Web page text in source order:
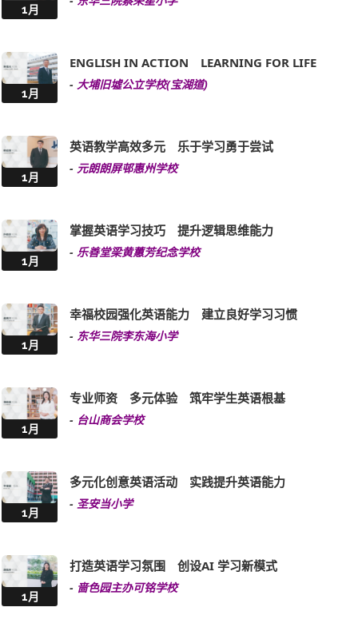
1月
1月
ENGLISH IN ACTION LEARNING FOR LIFE
- 大埔旧墟公立学校(宝湖道)
1月
英语教学高效多元 乐于学习勇于尝试
- 元朗朗屏邨惠州学校
1月
掌握英语学习技巧 提升逻辑思维能力
- 乐善堂梁黄蕙芳纪念学校
1月
幸福校园强化英语能力 建立良好学习习惯
- 东华三院李东海小学
1月
专业师资 多元体验 筑牢学生英语根基
- 台山商会学校
1月
多元化创意英语活动 实践提升英语能力
- 圣安当小学
1月
打造英语学习氛围 创设AI 学习新模式
- 啬色园主办可铭学校